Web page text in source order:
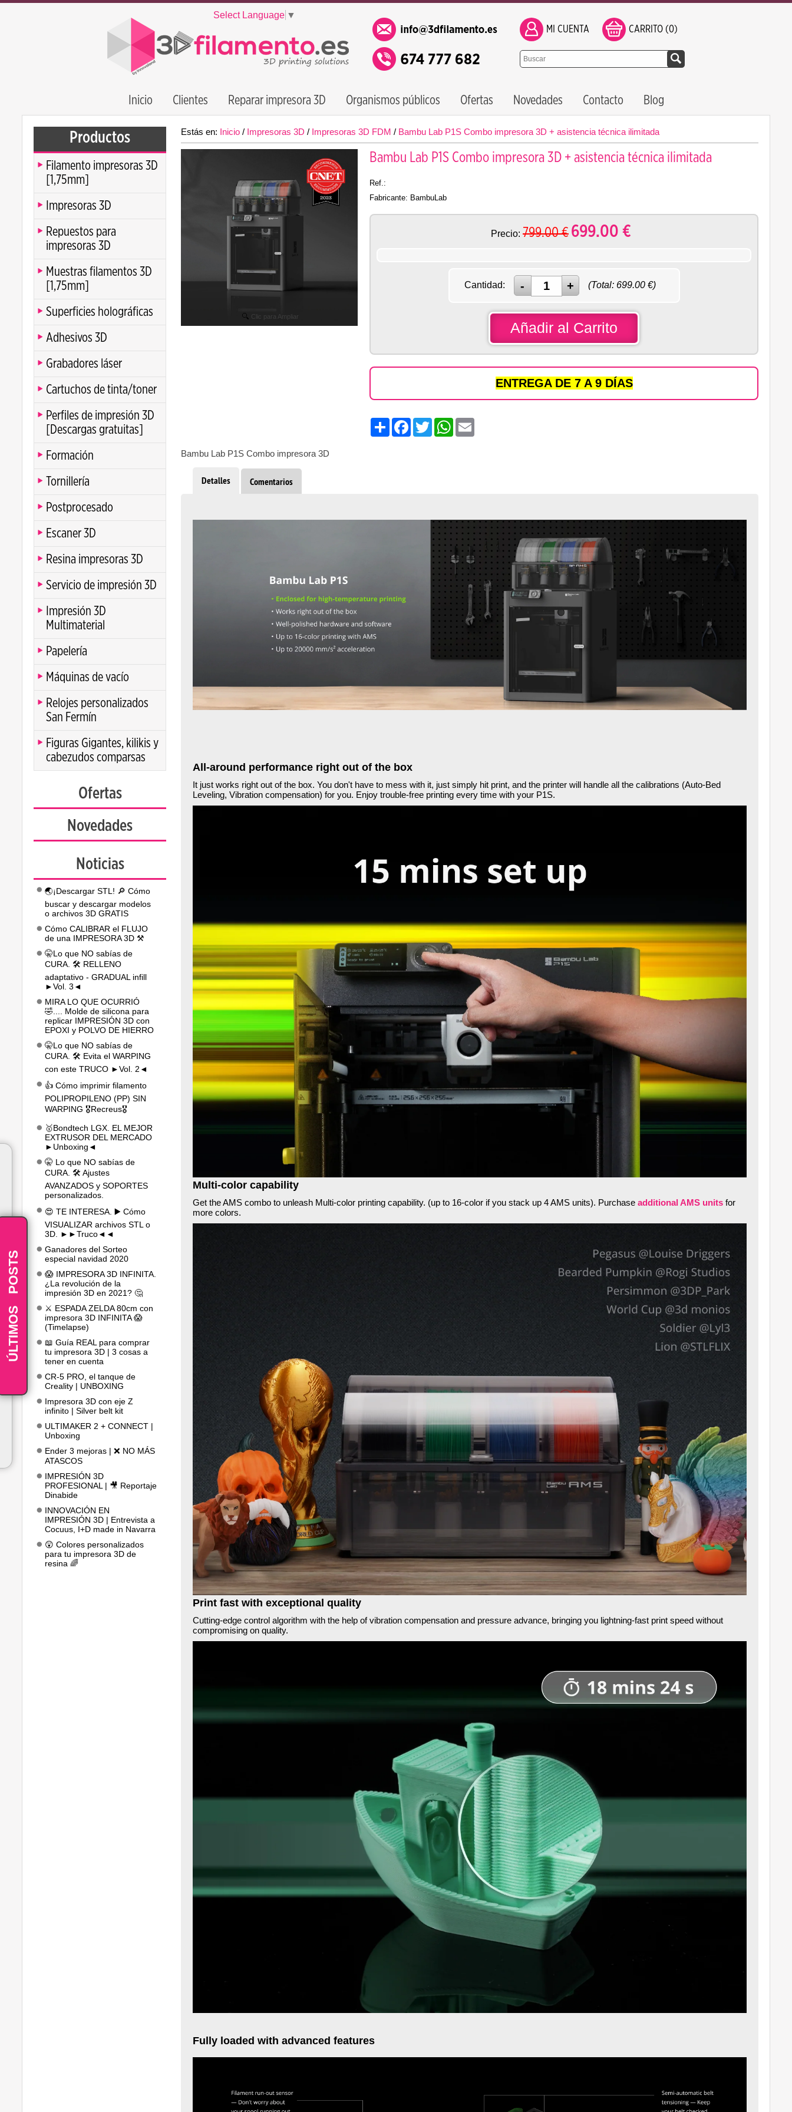
Select Language ▼
MI CUENTA CARRITO (0)
Inicio Clientes Reparar impresora 3D Organismos públicos Ofertas Novedades Contacto Blog
Productos
Filamento impresoras 3D
[1,75mm]
Impresoras 3D
Repuestos para
impresoras 3D
Muestras filamentos 3D
[1,75mm]
Superficies holográficas
Adhesivos 3D
Grabadores láser
Cartuchos de tinta/toner
Perfiles de impresión 3D
[Descargas gratuitas]
Formación
Tornillería
Postprocesado
Escaner 3D
Resina impresoras 3D
Servicio de impresión 3D
Impresión 3D
Multimaterial
Papelería
Máquinas de vacío
Relojes personalizados
San Fermín
Figuras Gigantes, kilikis y
cabezudos comparsas
Ofertas
Novedades
Noticias
🌏¡Descargar STL! 🔎 Cómo
buscar y descargar modelos
o archivos 3D GRATIS
Cómo CALIBRAR el FLUJO
de una IMPRESORA 3D ⚒️
🤫Lo que NO sabías de
CURA. 🛠️ RELLENO
adaptativo - GRADUAL infill
►Vol. 3◄
MIRA LO QUE OCURRIÓ
🤣.... Molde de silicona para
replicar IMPRESIÓN 3D con
EPOXI y POLVO DE HIERRO
🤫Lo que NO sabías de
CURA. 🛠️ Evita el WARPING
con este TRUCO ►Vol. 2◄
👍 Cómo imprimir filamento
POLIPROPILENO (PP) SIN
WARPING 🎖️Recreus🎖️
🥇Bondtech LGX. EL MEJOR
EXTRUSOR DEL MERCADO
►Unboxing◄
🤫 Lo que NO sabías de
CURA. 🛠️ Ajustes
AVANZADOS y SOPORTES
personalizados.
😍 TE INTERESA. ▶️ Cómo
VISUALIZAR archivos STL o
3D. ►►Truco◄◄
Ganadores del Sorteo
especial navidad 2020
😱 IMPRESORA 3D INFINITA.
¿La revolución de la
impresión 3D en 2021? 🤔
⚔️ ESPADA ZELDA 80cm con
impresora 3D INFINITA 😱
(Timelapse)
📖 Guía REAL para comprar
tu impresora 3D | 3 cosas a
tener en cuenta
CR-5 PRO, el tanque de
Creality | UNBOXING
Impresora 3D con eje Z
infinito | Silver belt kit
ULTIMAKER 2 + CONNECT |
Unboxing
Ender 3 mejoras | ❌ NO MÁS
ATASCOS
IMPRESIÓN 3D
PROFESIONAL | 🎥 Reportaje
Dinabide
INNOVACIÓN EN
IMPRESIÓN 3D | Entrevista a
Cocuus, I+D made in Navarra
😲 Colores personalizados
para tu impresora 3D de
resina 🌈
Estás en: Inicio / Impresoras 3D / Impresoras 3D FDM / Bambu Lab P1S Combo impresora 3D + asistencia técnica ilimitada
Clic para Ampliar
Bambu Lab P1S Combo impresora 3D + asistencia técnica ilimitada
Ref.:
Fabricante: BambuLab
Precio: 799.00€ 699.00 €
Cantidad: (Total: 699.00€)
Añadir al Carrito
ENTREGA DE 7 A 9 DÍAS
Share Facebook
TwitterWhatsApp
Bambu Lab P1S Combo impresora 3D
Detalles Comentarios
All-around performance right out of the box
It just works right out of the box. You don't have to mess with it, just simply hit print, and the printer will handle all the calibrations (Auto-Bed
Leveling, Vibration compensation) for you. Enjoy trouble-free printing every time with your P1S.
Multi-color capability
Get the AMS combo to unleash Multi-color printing capability. (up to 16-color if you stack up 4 AMS units). Purchase additional AMS units for
more colors.
Print fast with exceptional quality
Cutting-edge control algorithm with the help of vibration compensation and pressure advance, bringing you lightning-fast print speed without
compromising on quality.
Fully loaded with advanced features
ÚLTIMOS
POSTS